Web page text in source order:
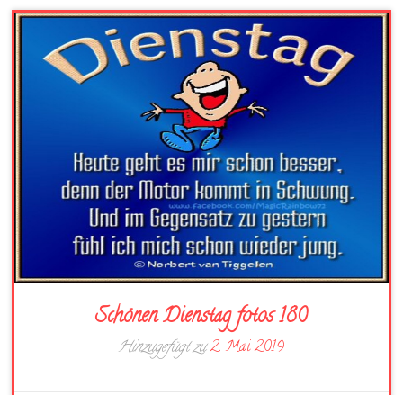
Schönen Dienstag fotos 180
Hinzugefügt zu2. Mai 2019